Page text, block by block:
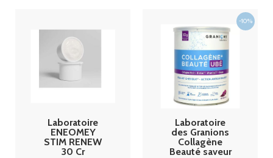
Laboratoire
ENEOMEY
STIM RENEW
30 Cr
Laboratoire
des Granions
Collagène
Beauté saveur